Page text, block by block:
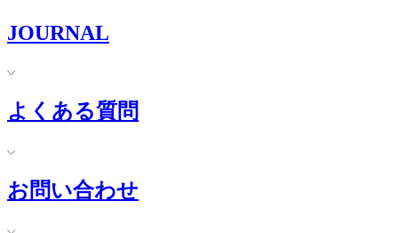
JOURNAL
よくある質問
お問い合わせ